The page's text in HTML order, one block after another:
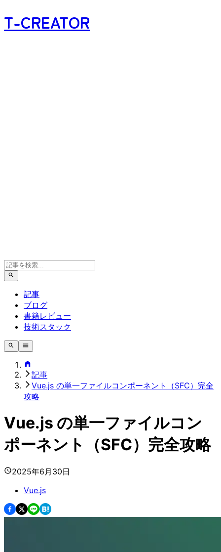
T-CREATOR
記事
ブログ
書籍レビュー
技術スタック
記事
Vue.js の単一ファイルコンポーネント（SFC）完全
攻略
Vue.js の単一ファイルコン
ポーネント（SFC）完全攻略
2025年6月30日
Vue.js